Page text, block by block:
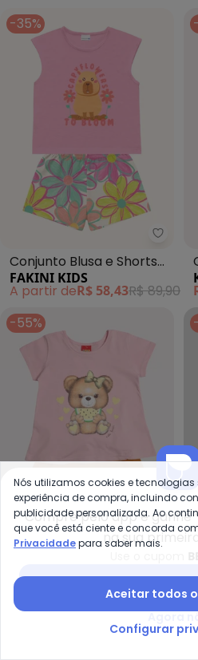
-35%
Fakini
Conjunto Blusa e Shorts
(Rosa)
FAKINI KIDS
A partir deR$ 58,43R$ 89,90
-55%
Kyly -
Ursinho (Rosa)
KYLY
R$ 38,20 R$ 84,90
Compre pelo app e ganhe
na sua
Nós utilizamos cookies e
experiência de compra, incluindo
publicidade personalizada. Ao
que você está ciente e concorda
Privacidadepara saber mais.
Aceitar todos
Configurar